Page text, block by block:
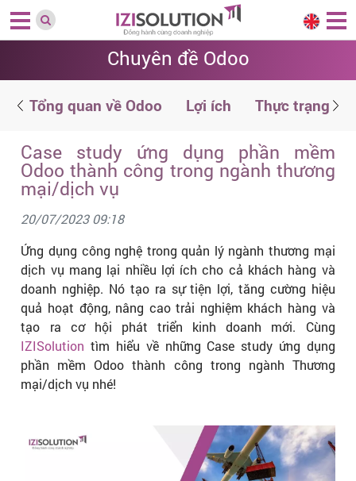
Chuyên đề Odoo
Tổng quan về Odoo Lợi ích Thực trạng
Case study ứng dụng phần mềm
Odoo thành công trong ngành thương
mại/dịch vụ
20/07/2023 09:18
Ứng dụng công nghệ trong quản lý ngành thương mại
dịch vụ mang lại nhiều lợi ích cho cả khách hàng và
doanh nghiệp. Nó tạo ra sự tiện lợi, tăng cường hiệu
quả hoạt động, nâng cao trải nghiệm khách hàng và
tạo ra cơ hội phát triển kinh doanh mới. Cùng
IZISolution tìm hiểu về những Case study ứng dụng
phần mềm Odoo thành công trong ngành Thương
mại/dịch vụ nhé!